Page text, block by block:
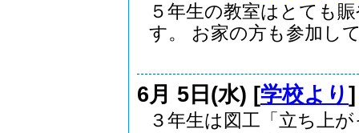
５年生の教室はとても
す。 お家の方も参加し
6月 5日(水) [学校より
３年生は図工「立ち上